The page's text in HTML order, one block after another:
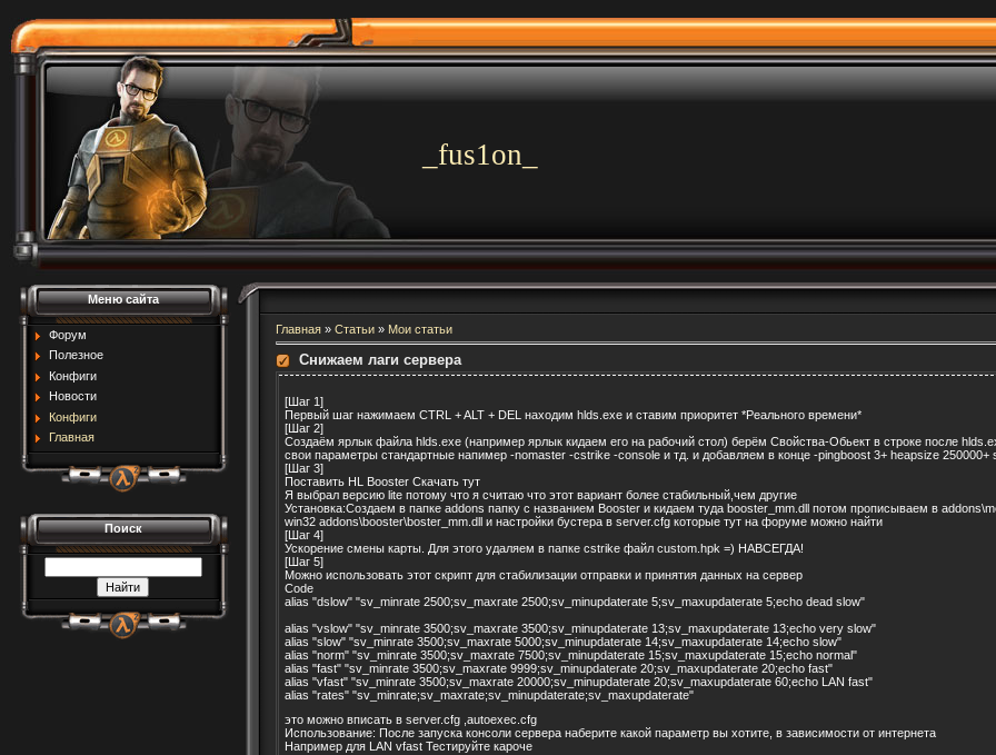
_fus1on_
Меню сайта
Форум
Полезное
Конфиги
Новости
Конфиги
Главная
Поиск
Главная» Статьи» Мои статьи
Снижаем лаги сервера
[Шаг 1]
Первый шаг нажимаем CTRL + ALT + DEL находим hlds.exe и ставим приоритет *Реального времени*
[Шаг 2]
Создаём ярлык файла hlds.exe (например ярлык кидаем его на рабочий стол) берём Свойства-Обьект в строке после
свои параметры стандартные напимер -nomaster -cstrike -console и тд. и добавляем в конце -pingboost 3+ heapsize 250000+
[Шаг 3]
Поставить HL Booster Скачать тут
Я выбрал версию lite потому что я считаю что этот вариант более стабильный,чем другие
Установка:Создаем в папке addons папку с названием Booster и кидаем туда booster_mm.dll потом прописываем в
win32 addons\booster\boster_mm.dll и настройки бустера в server.cfg которые тут на форуме можно найти
[Шаг 4]
Ускорение смены карты. Для этого удаляем в папке cstrike файл custom.hpk =) НАВСЕГДА!
[Шаг 5]
Можно использовать этот скрипт для стабилизации отправки и принятия данных на сервер
Code
alias "dslow" "sv_minrate 2500;sv_maxrate 2500;sv_minupdaterate 5;sv_maxupdaterate 5;echo dead slow"
alias "vslow" "sv_minrate 3500;sv_maxrate 3500;sv_minupdaterate 13;sv_maxupdaterate 13;echo very slow"
alias "slow" "sv_minrate 3500;sv_maxrate 5000;sv_minupdaterate 14;sv_maxupdaterate 14;echo slow"
alias "norm" "sv_minrate 3500;sv_maxrate 7500;sv_minupdaterate 15;sv_maxupdaterate 15;echo normal"
alias "fast" "sv_minrate 3500;sv_maxrate 9999;sv_minupdaterate 20;sv_maxupdaterate 20;echo fast"
alias "vfast" "sv_minrate 3500;sv_maxrate 20000;sv_minupdaterate 20;sv_maxupdaterate 60;echo LAN fast"
alias "rates" "sv_minrate;sv_maxrate;sv_minupdaterate;sv_maxupdaterate"
это можно вписать в server.cfg ,autoexec.cfg
Использование: После запуска консоли сервера наберите какой параметр вы хотите, в зависимости от интернета
Например для LAN vfast Тестируйте кароче